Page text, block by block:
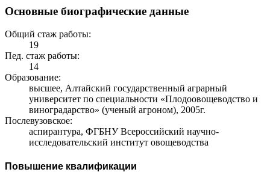
Основные биографические данные
Общий стаж работы:
19
Пед. стаж работы:
14
Образование:
высшее, Алтайский государственный аграрный
университет по специальности «Плодоовощеводство и
виноградарство» (ученый агроном), 2005г.
Послевузовское:
аспирантура, ФГБНУ Всероссийский научно-
исследовательский институт овощеводства
Повышение квалификации